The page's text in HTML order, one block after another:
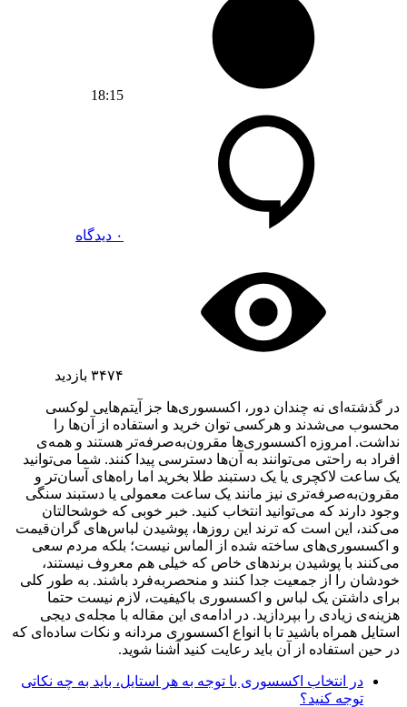
18:15
۰ دیدگاه
۳۴۷۴ بازدید
در گذشته‌ای نه چندان دور، اکسسوری‌ها جز آیتم‌هایی لوکسی
محسوب می‌شدند و هرکسی توان خرید و استفاده از آن‌ها را
نداشت. امروزه اکسسوری‌ها مقرون‌به‌صرفه‌تر هستند و همه‌ی
افراد به راحتی می‌توانند به آن‌ها دسترسی پیدا کنند. شما می‌توانید
یک ساعت لاکچری یا یک دستبند طلا بخرید اما راه‌های آسان‌تر و
مقرون‌به‌صرفه‌تری نیز مانند یک ساعت معمولی یا دستبند سنگی
وجود دارند که می‌توانید انتخاب کنید. خبر خوبی که خوشحالتان
می‌کند، این است که ترند این روزها، پوشیدن لباس‌های گران‌قیمت
و اکسسوری‌های ساخته شده از الماس نیست؛ بلکه مردم سعی
می‌کنند با پوشیدن برندهای خاص که خیلی هم معروف نیستند،
خودشان را از جمعیت جدا کنند و منحصربه‌فرد باشند. به طور کلی
برای داشتن یک لباس و اکسسوری باکیفیت، لازم نیست حتما
هزینه‌ی زیادی را بپردازید. در ادامه‌ی این مقاله با مجله‌ی دیجی
استایل همراه باشید تا با انواع اکسسوری مردانه و نکات ساده‌ای که
در حین استفاده از آن باید رعایت کنید آشنا شوید.
در انتخاب اکسسوری با توجه به هر استایل، باید به چه نکاتی
توجه کنید؟